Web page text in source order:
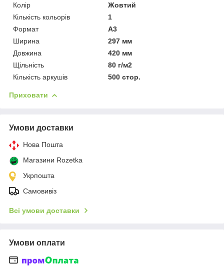
Колір
Жовтий
Кількість кольорів
1
Формат
A3
Ширина
297 мм
Довжина
420 мм
Щільність
80 г/м2
Кількість аркушів
500 стор.
Приховати
Умови доставки
Нова Пошта
Магазини Rozetka
Укрпошта
Самовивіз
Всі умови доставки
Умови оплати